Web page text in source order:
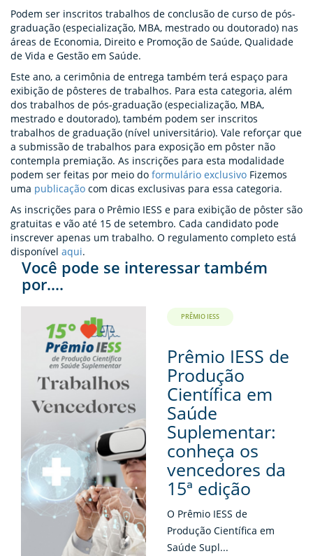
Podem ser inscritos trabalhos de conclusão de curso de pós-
graduação (especialização, MBA, mestrado ou doutorado) nas
áreas de Economia, Direito e Promoção de Saúde, Qualidade
de Vida e Gestão em Saúde.
Este ano, a cerimônia de entrega também terá espaço para
exibição de pôsteres de trabalhos. Para esta categoria, além
dos trabalhos de pós-graduação (especialização, MBA,
mestrado e doutorado), também podem ser inscritos
trabalhos de graduação (nível universitário). Vale reforçar que
a submissão de trabalhos para exposição em pôster não
contempla premiação. As inscrições para esta modalidade
podem ser feitas por meio do formulário exclusivo Fizemos
uma publicação com dicas exclusivas para essa categoria.
As inscrições para o Prêmio IESS e para exibição de pôster são
gratuitas e vão até 15 de setembro. Cada candidato pode
inscrever apenas um trabalho. O regulamento completo está
disponível aqui.
Você pode se interessar também
por....
PRÊMIO IESS
Prêmio IESS de
Produção
Científica em
Saúde
Suplementar:
conheça os
vencedores da
15ª edição
O Prêmio IESS de
Produção Científica em
Saúde Supl...